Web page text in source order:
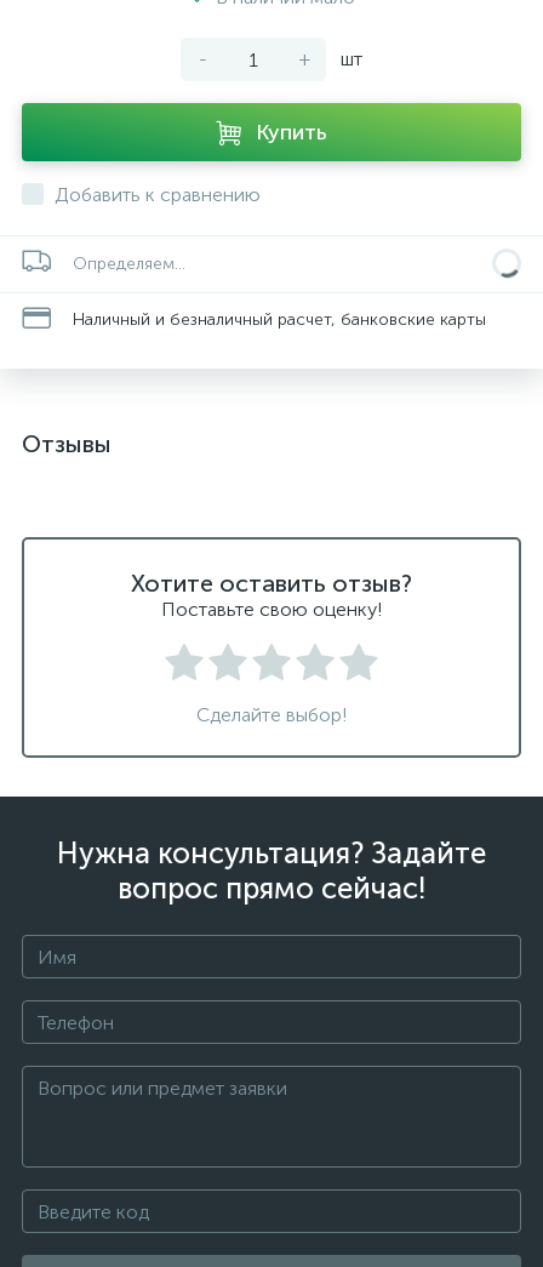
- + шт
Купить
Добавить к сравнению
Определяем...
Наличный и безналичный расчет, банковские карты
Отзывы
Хотите оставить отзыв?
Поставьте свою оценку!
Сделайте выбор!
Нужна консультация? Задайте
вопрос прямо сейчас!